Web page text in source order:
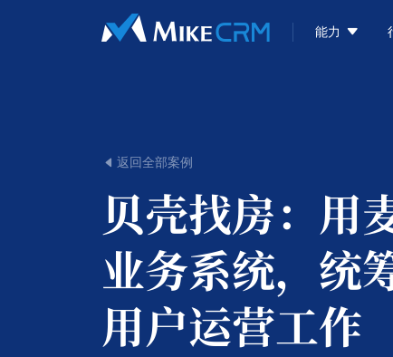
能力 
 返回全部案例
贝壳找房： 用
业务系统，统
用户运营工作